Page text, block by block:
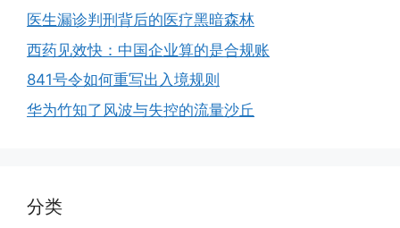
医生漏诊判刑背后的医疗黑暗森林
西药见效快：中国企业算的是合规账
841号令如何重写出入境规则
华为竹知了风波与失控的流量沙丘
分类